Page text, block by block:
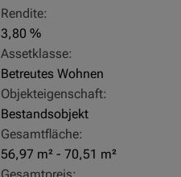
Rendite:
3,80 %
Assetklasse:
Betreutes Wohnen
Objekteigenschaft:
Bestandsobjekt
Gesamtfläche:
56,97 m² - 70,51 m²